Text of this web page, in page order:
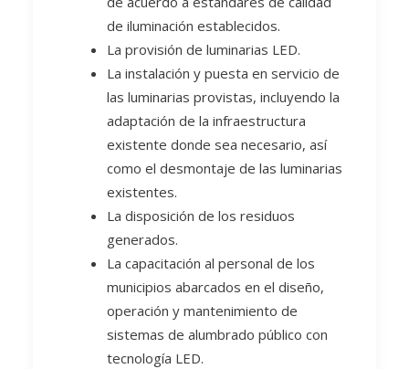
de iluminación establecidos.
La provisión de luminarias LED.
La instalación y puesta en servicio de
las luminarias provistas, incluyendo la
adaptación de la infraestructura
existente donde sea necesario, así
como el desmontaje de las luminarias
existentes.
La disposición de los residuos
generados.
La capacitación al personal de los
municipios abarcados en el diseño,
operación y mantenimiento de
sistemas de alumbrado público con
tecnología LED.